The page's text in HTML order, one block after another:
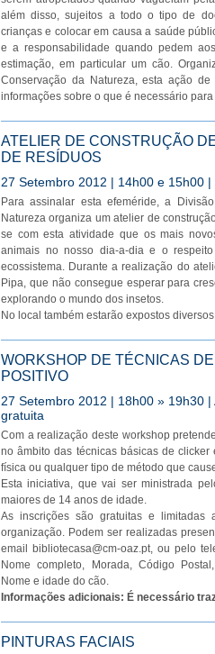
além disso, sujeitos a todo o tipo de
crianças e colocar em causa a saúde
e a responsabilidade quando pedem
estimação, em particular um cão.
Conservação da Natureza, esta ação
informações sobre o que é necessário
ATELIER DE CONSTRUÇÃO
DE RESÍDUOS
27 Setembro 2012 | 14h00 e 15h00 |
Para assinalar esta efeméride, a
Natureza organiza um atelier de
se com esta atividade que os mais
animais no nosso dia-a-dia e o
ecossistema. Durante a realização do
Pipa, que não consegue esperar para
explorando o mundo dos insetos.
No local também estarão expostos
WORKSHOP DE TÉCNICAS
POSITIVO
27 Setembro 2012 | 18h00 » 19h30
gratuita
Com a realização deste workshop
no âmbito das técnicas básicas de
física ou qualquer tipo de método que
Esta iniciativa, que vai ser ministrada
maiores de 14 anos de idade.
As inscrições são gratuitas e limitadas
organização. Podem ser realizadas
email bibliotecasa@cm-oaz.pt, ou pelo
Nome completo, Morada, Código
Nome e idade do cão.
Informações adicionais: É necessário
PINTURAS FACIAIS